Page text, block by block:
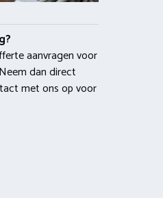
aanvragen voor
dan direct
met ons op voor